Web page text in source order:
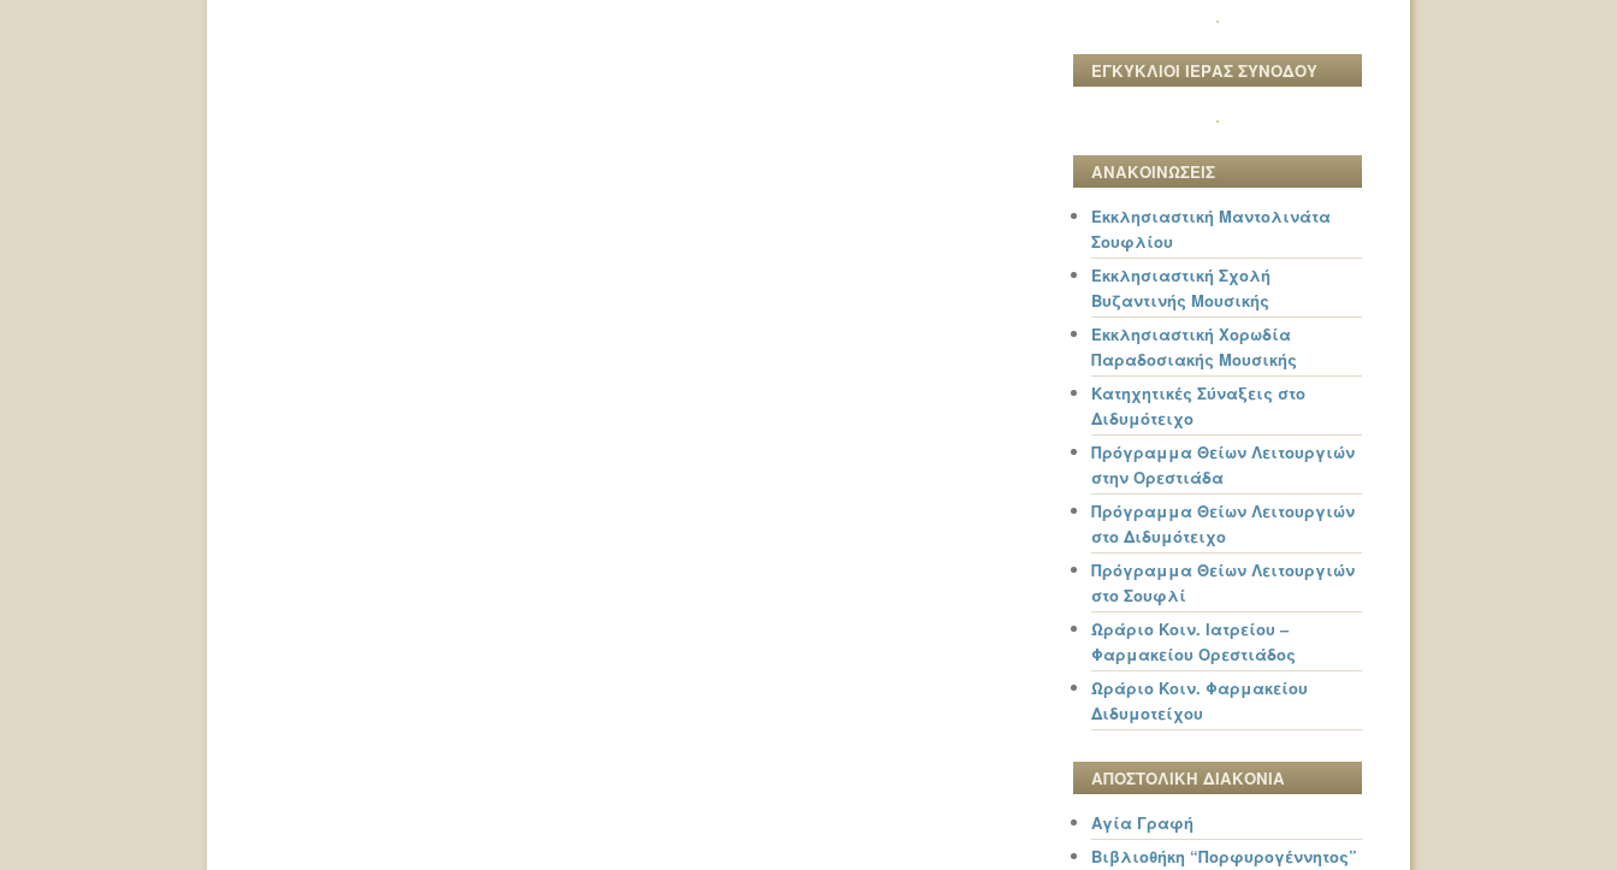
ΕΓΚΥΚΛΙΟΙ ΙΕΡΑΣ ΣΥΝΟΔΟΥ
ΑΝΑΚΟΙΝΩΣΕΙΣ
Εκκλησιαστική Μαντολινάτα
Σουφλίου
Εκκλησιαστική Σχολή
Βυζαντινής Μουσικής
Εκκλησιαστική Χορωδία
Παραδοσιακής Μουσικής
Κατηχητικές Σύναξεις στο
Διδυμότειχο
Πρόγραμμα Θείων Λειτουργιών
στην Ορεστιάδα
Πρόγραμμα Θείων Λειτουργιών
στο Διδυμότειχο
Πρόγραμμα Θείων Λειτουργιών
στο Σουφλί
Ωράριο Κοιν. Ιατρείου –
Φαρμακείου Ορεστιάδος
Ωράριο Κοιν. Φαρμακείου
Διδυμοτείχου
ΑΠΟΣΤΟΛΙΚΗ ΔΙΑΚΟΝΙΑ
Αγία Γραφή
Βιβλιοθήκη “Πορφυρογέννητος”